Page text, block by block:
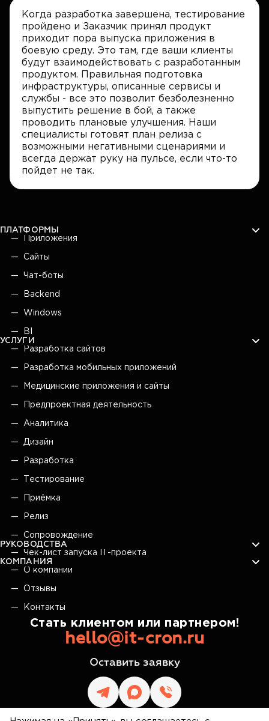
Когда разработка завершена, тестирование
пройдено и Заказчик принял продукт
приходит пора выпуска приложения в
боевую среду. Это там, где ваши клиенты
будут взаимодействовать с разработанным
продуктом. Правильная подготовка
инфраструктуры, описанные сервисы и
службы - все это позволит безболезненно
выпустить решение в бой, а также
проводить плановые улучшения. Наши
специалисты готовят план релиза с
возможными негативными сценариями и
всегда держат руку на пульсе, если что-то
пойдет не так.
ПЛАТФОРМЫ
Приложения
Сайты
Чат-боты
Backend
Windows
BI
УСЛУГИ
Разработка сайтов
Разработка мобильных приложений
Медицинские приложения и сайты
Предпроектная деятельность
Аналитика
Дизайн
Разработка
Тестирование
Приёмка
Релиз
Сопровождение
РУКОВОДСТВА
Чек-лист запуска IT-проекта
КОМПАНИЯ
О компании
Отзывы
Контакты
Стать клиентом или партнером!
hello@it-cron.ru
Оставить заявку